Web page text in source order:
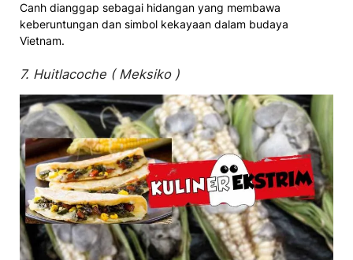
Canh dianggap sebagai hidangan yang membawa
keberuntungan dan simbol kekayaan dalam budaya
Vietnam.
7. Huitlacoche ( Meksiko )